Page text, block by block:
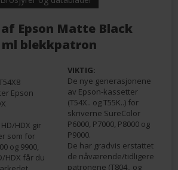
af Epson Matte Black
ml blekkpatron
Epson
HDX gir
som for
og 9900,
HDX får du
VIKTIG:
De nye generasjonene
av Epson-kassetter
(T54X.. og T55K..) for
skriverne SureColor
P6000, P7000, P8000 og
P9000.
De har gradvis erstattet
de nåværende/tidligere
patronene (T804.. og